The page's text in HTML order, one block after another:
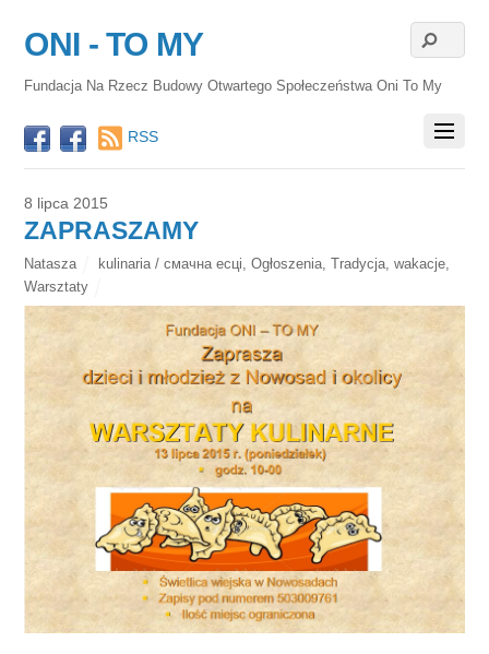
ONI - TO MY
Fundacja Na Rzecz Budowy Otwartego Społeczeństwa Oni To My
RSS
8 lipca 2015
ZAPRASZAMY
Natasza kulinaria / смачна есці Ogłoszenia Tradycja wakacje
Warsztaty